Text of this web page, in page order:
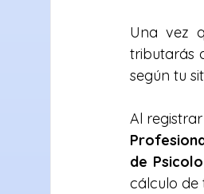
Una vez
tributarás
según tu
Al
de
cálculo de